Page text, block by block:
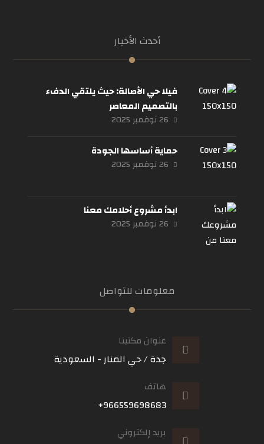
أحدث الأخبار
فيلا حي الأصالة: حيث يلتقي الدفء
بالتصميم المعاصر
26 نوفمبر 2025
حماية أساسها الجودة
26 نوفمبر 2025
ابدأ مشروع أحلامك معنا
26 نوفمبر 2025
معلومات للتواصل
عنوان مكتبنا
جدة / حي المنار - السعودية
هاتف
966559698683+
بريد إلكتروني